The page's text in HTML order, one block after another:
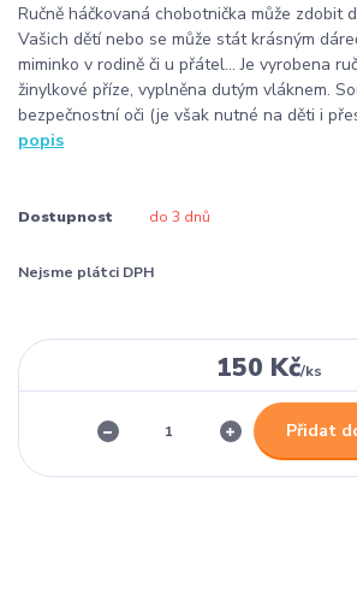
Ručně háčkovaná chobotnička může zdobit
Vašich dětí nebo se může stát krásným
miminko v rodině či u přátel... Je vyrobena
žinylkové příze, vyplněna dutým vláknem.
bezpečnostní oči (je však nutné na děti i
popis
Dostupnost do 3 dnů
Nejsme plátci DPH
150 Kč/ks
Přidat